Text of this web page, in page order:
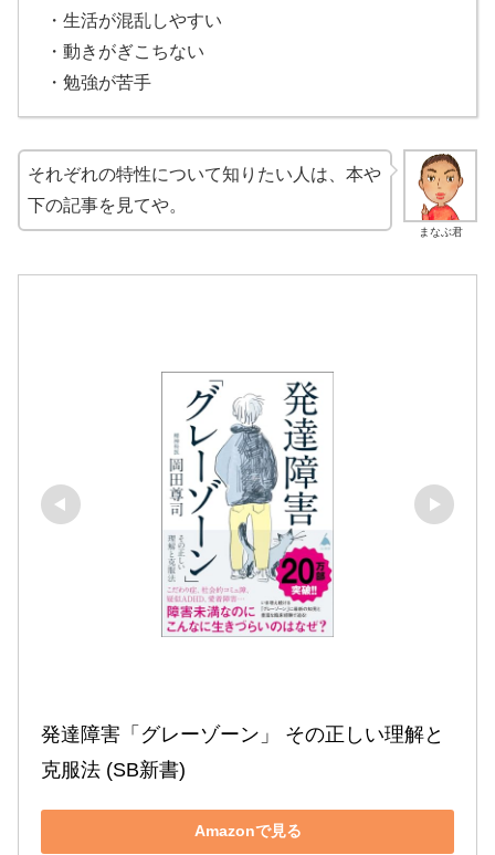
・生活が混乱しやすい
・動きがぎこちない
・勉強が苦手
まなぶ君
それぞれの特性について知りたい人は、本や
下の記事を見てや。
発達障害「グレーゾーン」 その正しい理解と
克服法 (SB新書)
Amazonで見る